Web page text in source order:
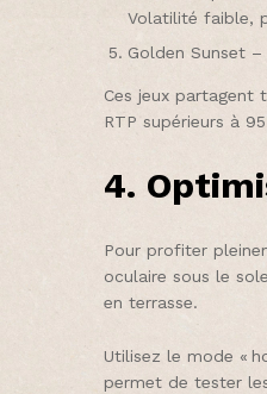
Volatilité faible,
Golden Sunset
Ces jeux partagent
RTP supérieurs à
4.
Pour profiter
oculaire sous le
en terrasse.
Utilisez le mode «
permet de tester